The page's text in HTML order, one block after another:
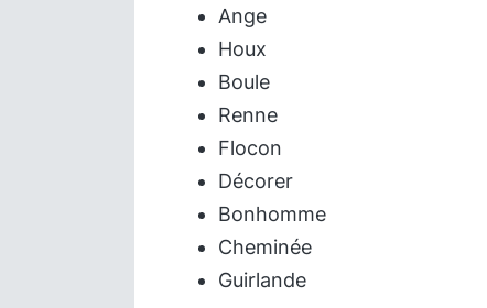
Ange
Houx
Boule
Renne
Flocon
Décorer
Bonhomme
Cheminée
Guirlande